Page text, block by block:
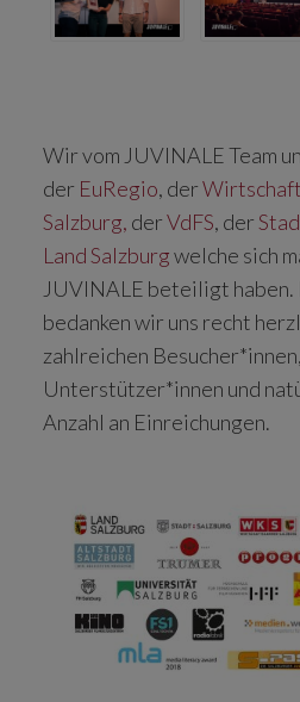
Wir vom JUVINALE Team
der EuRegio, der
Salzburg, derVdFS, der
Land Salzburgwelche sich
JUVINALE beteiligt haben.
bedanken wir uns recht
zahlreichen
Unterstützer*innen und
Anzahl an Einreichungen.